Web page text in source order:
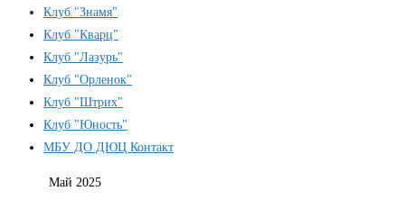
Клуб "Знамя"
Клуб "Кварц"
Клуб "Лазурь"
Клуб "Орленок"
Клуб "Штрих"
Клуб "Юность"
МБУ ДО ДЮЦ Контакт
Май 2025